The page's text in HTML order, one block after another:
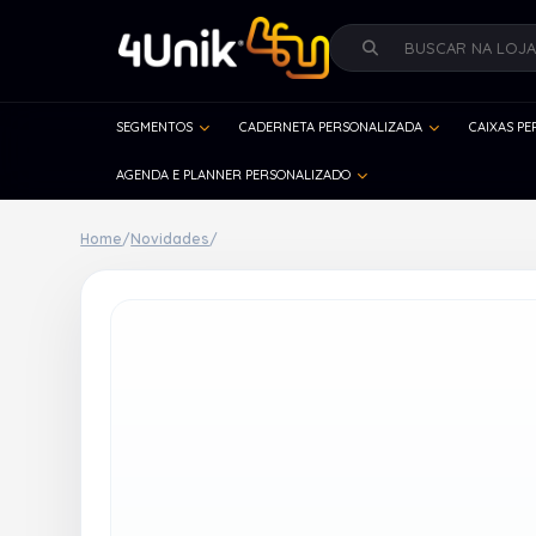
SEGMENTOS CADERNETA PERSONALIZADA CAIXAS
AGENDA E PLANNER PERSONALIZADO
Home/Novidades/